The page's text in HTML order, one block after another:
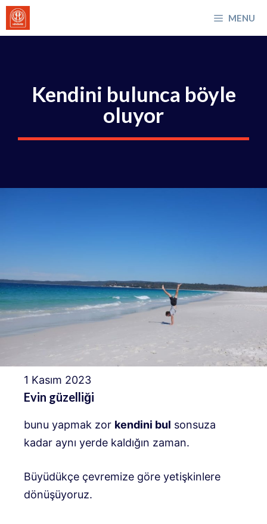
İçeriğe
atla
MENU
Kendini bulunca böyle
oluyor
1 Kasım 2023
Evin güzelliği
bunu yapmak zor kendini bul sonsuza
kadar aynı yerde kaldığın zaman.
Büyüdükçe çevremize göre yetişkinlere
dönüşüyoruz.